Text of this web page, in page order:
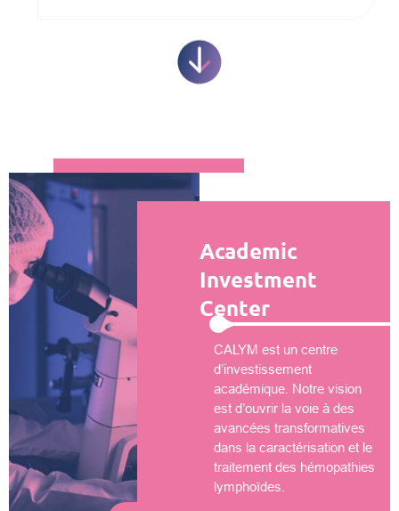
Academic
Investment
Center
CALYM est un centre
d’investissement
académique. Notre vision
est d’ouvrir la voie à des
avancées transformatives
dans la caractérisation et le
traitement des hémopathies
lymphoïdes.